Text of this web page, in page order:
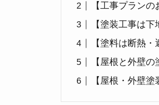
【工事プラン
【塗装工事は下
【塗料は断熱
【屋根と外壁の
【屋根・外壁